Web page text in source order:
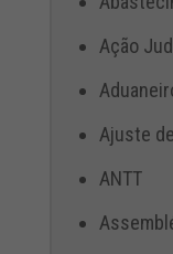
Ação
Ajuste
ANTT